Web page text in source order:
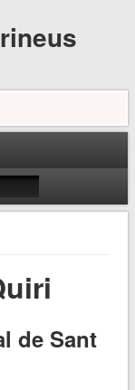
de Sant